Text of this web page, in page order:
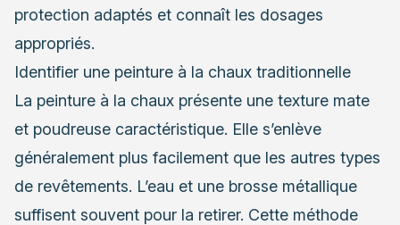
protection adaptés et connaît les dosages
appropriés.
Identifier une peinture à la chaux traditionnelle
La peinture à la chaux présente une texture mate
et poudreuse caractéristique. Elle s’enlève
généralement plus facilement que les autres types
de revêtements. L’eau et une brosse métallique
suffisent souvent pour la retirer. Cette méthode